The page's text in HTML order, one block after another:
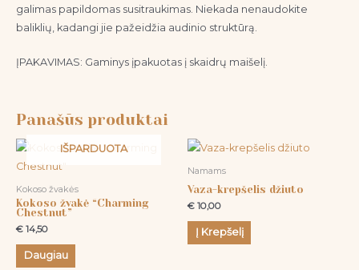
galimas papildomas susitraukimas. Niekada nenaudokite
baliklių, kadangi jie pažeidžia audinio struktūrą.
ĮPAKAVIMAS: Gaminys įpakuotas į skaidrų maišelį.
Panašūs produktai
IŠPARDUOTA
Kokoso žvakės
Kokoso žvakė “Charming
Chestnut”
€ 14,50
Daugiau
Namams
Vaza-krepšelis džiuto
€ 10,00
Į Krepšelį